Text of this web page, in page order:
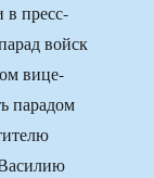
пресс-
войск
вице-
парадом